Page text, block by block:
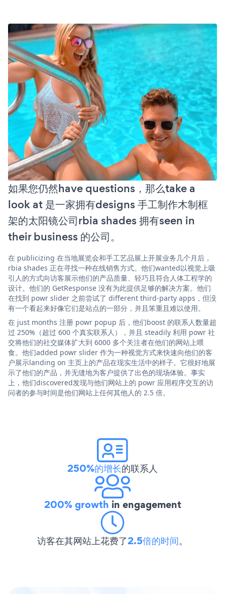
如果您仍然have questions，那么take a
look at 是一家拥有designs 手工制作木制框
架的太阳镜公司rbia shades 拥有seen in
their business 的公司。
在 publicizing 在当地展览会和手工艺品展上开展业务几个月后，
rbia shades 正在寻找一种在线销售方式。他们wanted以视觉上吸
引人的方式向访客展示他们的产品质量、轻巧且符合人体工程学的
设计。他们的 GetResponse 没有为此提供足够的解决方案。他们
在找到 powr slider 之前尝试了 different third-party apps，但没
有一个看起来好像它们是站点的一部分，并且笨重且难以使用。
在 just months 注册 powr popup 后，他们boost 的联系人数量超
过 250%（超过 600 个真实联系人），并且 steadily 利用 powr 社
交将他们的社交媒体扩大到 6000 多个关注者在他们的网站上喂
食。他们added powr slider 作为一种视觉方式来快速向他们的客
户展示landing on 主页上的产品在现实生活中的样子。它很好地展
示了他们的产品，并无缝地为客户提供了出色的现场体验。事实
上，他们discovered发现与他们网站上的 powr 应用程序交互的访
问者的参与时间是他们网站上任何其他人的 2.5 倍。
250%的增长的联系人
200% growth in engagement
访客在其网站上花费了2.5倍的时间。